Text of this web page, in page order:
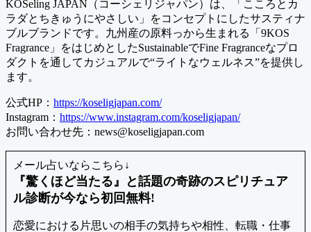
KOSeling JAPAN（コーシェリジャパン）は、「こころとカ
ラダとちきゅうにやさしい」をコンセプトにしたサスティナ
ブルブランドです。九州産の原料っから生まれる「9KOS
Fragrance」をはじめとしたSustainableでFine Fragranceなプロ
ダクトを通してカジュアルで“ライトなウェルネス”を提供し
ます。
公式HP： https://koseligjapan.com/
Instagram： https://www.instagram.com/koseligjapan/
お問い合わせ先：news@koseligjapan.com
メール占いならこちら↓
『驚くほど当たる』と話題の奇跡のスピリチュア
ル診断が今なら初回無料!
恋愛における片思いの相手の気持ちや相性、転職・仕事